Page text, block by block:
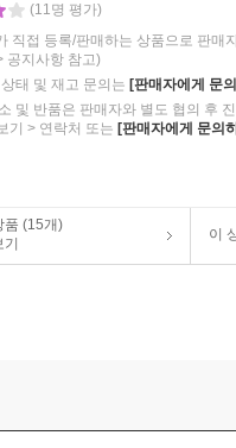
(11명 평가)
직접 등록/판매하는 상품으로 판매
공지사항 참고)
태 및 재고 문의는 [판매자에게 문
및 반품은 판매자와 별도 협의 후
기 > 연락처 또는 [판매자에게 문의
품 (15개)
이